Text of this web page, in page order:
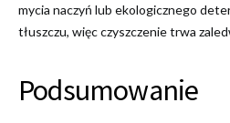
mycia naczyń lub ekologicznego
tłuszczu, więc czyszczenie trwa
Podsumowanie